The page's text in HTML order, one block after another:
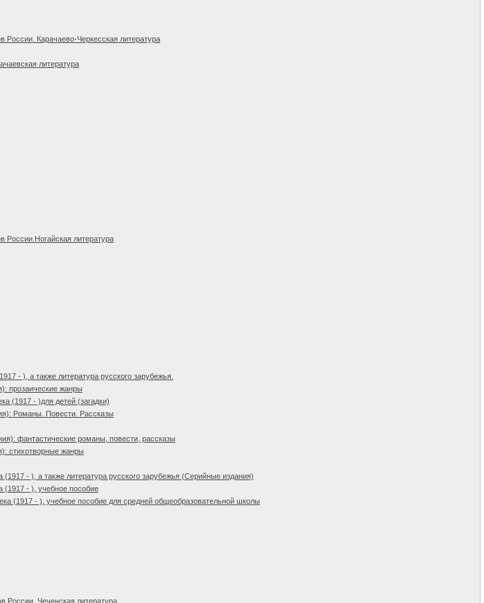
России. Карачаево-Черкесская литература
литература
России.Ногайская литература
- ), а также литература русского зарубежья.
прозаические жанры
(1917 - )для детей (загадки)
Романы. Повести. Рассказы
фантастические романы, повести, рассказы
стихотворные жанры
- ), а также литература русского зарубежья (Серийные издания)
(1917 - ), учебное пособие
(1917 - ), учебное пособие для средней общеобразовательной школы
России. Чеченская литература